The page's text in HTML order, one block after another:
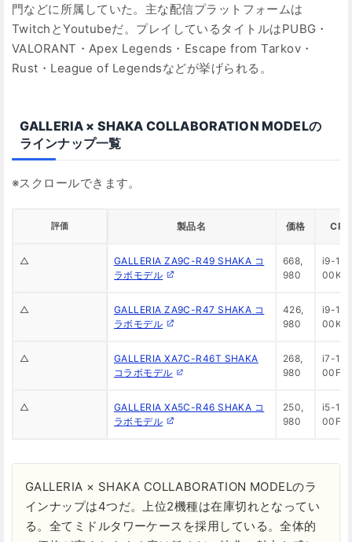
門などに所属していた。主な配信プラットフォームは
TwitchとYoutubeだ。プレイしているタイトルはPUBG・
VALORANT・Apex Legends・Escape from Tarkov・
Rust・League of Legendsなどが挙げられる。
GALLERIA × SHAKA COLLABORATION MODELの
ラインナップ一覧
評価 製品名 価格 CPU
△
GALLERIA ZA9C-R49 SHAKA コ
ラボモデル
668,
980
i9-
00KF
△
GALLERIA ZA9C-R47 SHAKA コ
ラボモデル
426,
980
i9-
00KF
△
GALLERIA XA7C-R46T SHAKA
コラボモデル
268,
980
i7-
00F
△
GALLERIA XA5C-R46 SHAKA コ
ラボモデル
250,
980
i5-
00F
GALLERIA × SHAKA COLLABORATION MODELのラ
インナップは4つだ。上位2機種は在庫切れとなってい
る。全てミドルタワーケースを採用している。全体的